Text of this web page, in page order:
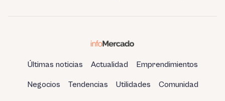
Últimas noticias Actualidad Emprendimientos
Negocios Tendencias Utilidades Comunidad